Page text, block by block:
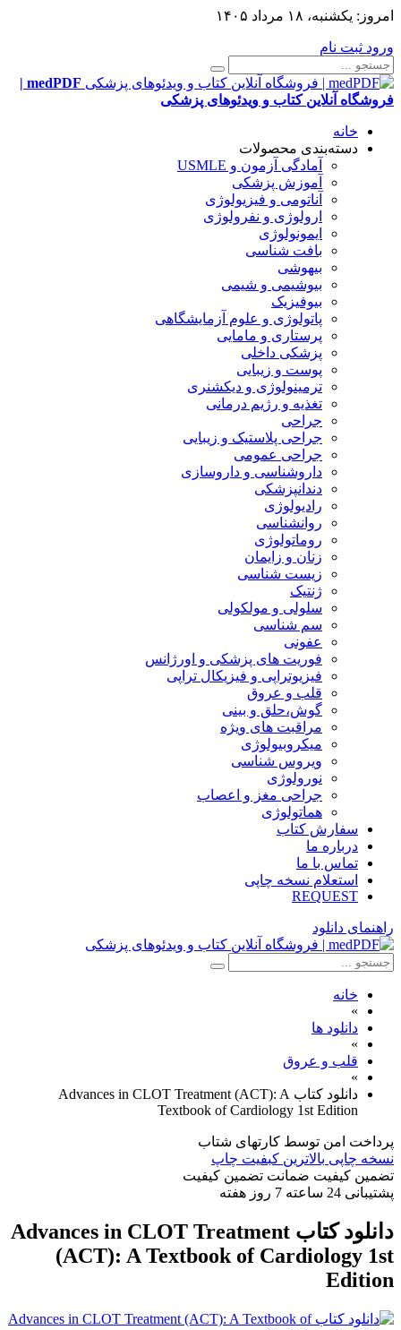
امروز: یکشنبه، ۱۸ مرداد ۱۴۰۵
ورود ثبت نام
medPDF |
فروشگاه آنلاین کتاب و ویدئوهای پزشکی
خانه
دسته‌بندی محصولات
آمادگی آزمون و USMLE
آموزش پزشکی
آناتومی و فیزیولوژی
ارولوژی و نفرولوژی
ایمونولوژی
بافت شناسی
بیهوشی
بیوشیمی و شیمی
بیوفیزیک
پاتولوژی و علوم آزمایشگاهی
پرستاری و مامایی
پزشکی داخلی
پوست و زیبایی
ترمینولوژی و دیکشنری
تغذیه و رژیم درمانی
جراحی
جراحی پلاستیک و زیبایی
جراحی عمومی
داروشناسی و داروسازی
دندانپزشکی
رادیولوژی
روانشناسی
روماتولوژی
زنان و زایمان
زیست شناسی
ژنتیک
سلولی و مولکولی
سم شناسی
عفونی
فوریت های پزشکی و اورژانس
فیزیوتراپی و فیزیکال تراپی
قلب و عروق
گوش،حلق و بینی
مراقبت های ویژه
میکروبیولوژی
ویروس شناسی
نورولوژی
جراحی مغز و اعصاب
هماتولوژی
سفارش کتاب
درباره ما
تماس با ما
استعلام نسخه چاپی
REQUEST
راهنمای دانلود
خانه
»
دانلود ها
»
قلب و عروق
»
دانلود کتاب Advances in CLOT Treatment (ACT): A
Textbook of Cardiology 1st Edition
پرداخت امن توسط کارتهای شتاب
نسخه چاپی بالاترین کبفیت چاپ
تضمین کیفیت ضمانت تضمین کیفیت
پشتیبانی 24 ساعته 7 روز هفته
دانلود کتاب Advances in CLOT Treatment
(ACT): A Textbook of Cardiology 1st
Edition